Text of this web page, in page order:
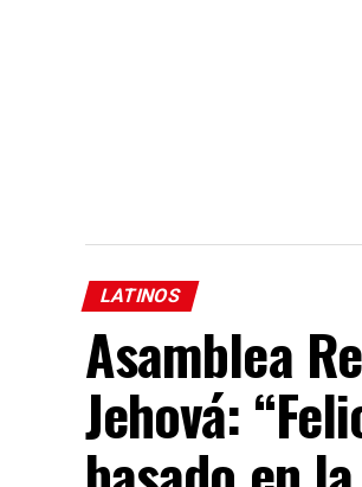
LATINOS
Asamblea
Jehová: